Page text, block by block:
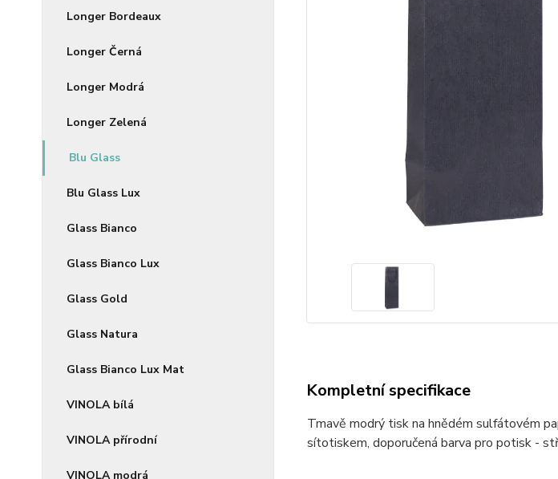
Longer Bordeaux
Longer Černá
Longer Modrá
Longer Zelená
Blu Glass
Blu Glass Lux
Glass Bianco
Glass Bianco Lux
Glass Gold
Glass Natura
Glass Bianco Lux Mat
VINOLA bílá
VINOLA přírodní
VINOLA modrá
Kompletní specifikace
Tmavě modrý tisk na hnědém sulfátovém
sítotiskem, doporučená barva pro potisk -